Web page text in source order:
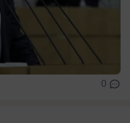
0